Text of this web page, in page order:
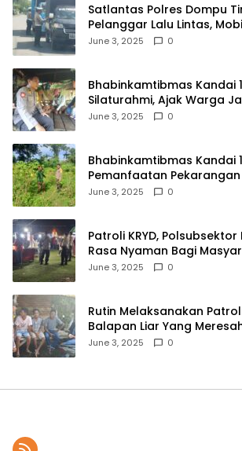
Satlantas Polres Dompu
Pelanggar Lalu Lintas,
Kendaraan Tak Bayar Pajak
June 3, 2025 0
Bhabinkamtibmas Kandai
Silaturahmi, Ajak Warga
Lingkungan
June 3, 2025 0
Bhabinkamtibmas Kandai
Pemanfaatan
Ketahanan Pangan Menuju
June 3, 2025 0
Patroli KRYD,
Rasa Nyaman Bagi
Antisipasi Aksi Menjurus
June 3, 2025 0
Rutin Melaksanakan
Balapan Liar Yang
Masyarakat, Polsek
June 3, 2025 0